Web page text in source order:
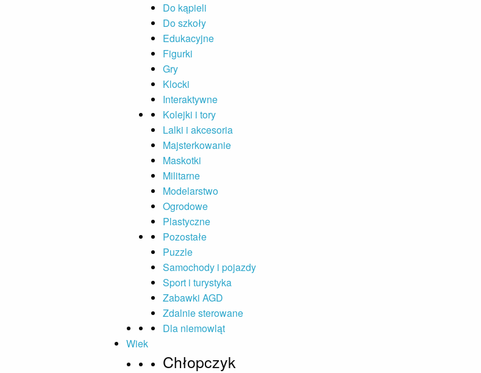
Do kąpieli
Do szkoły
Edukacyjne
Figurki
Gry
Klocki
Interaktywne
Kolejki i tory
Lalki i akcesoria
Majsterkowanie
Maskotki
Militarne
Modelarstwo
Ogrodowe
Plastyczne
Pozostałe
Puzzle
Samochody i pojazdy
Sport i turystyka
Zabawki AGD
Zdalnie sterowane
Dla niemowląt
Wiek
Chłopczyk